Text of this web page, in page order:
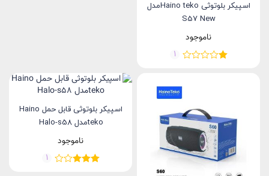
اسپیکر بلوتوثی Haino tekoمدل
S57 New
ناموجود
1
اسپیکر بلوتوثی قابل حمل Haino
tekoمدل Halo-s58
ناموجود
1